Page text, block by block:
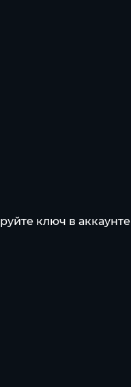
ключ в